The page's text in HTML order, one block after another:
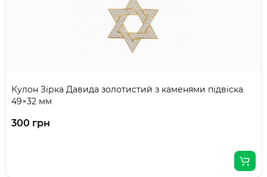
Кулон Зірка Давида золотистий з каменями підвіска
49×32 мм
300 грн